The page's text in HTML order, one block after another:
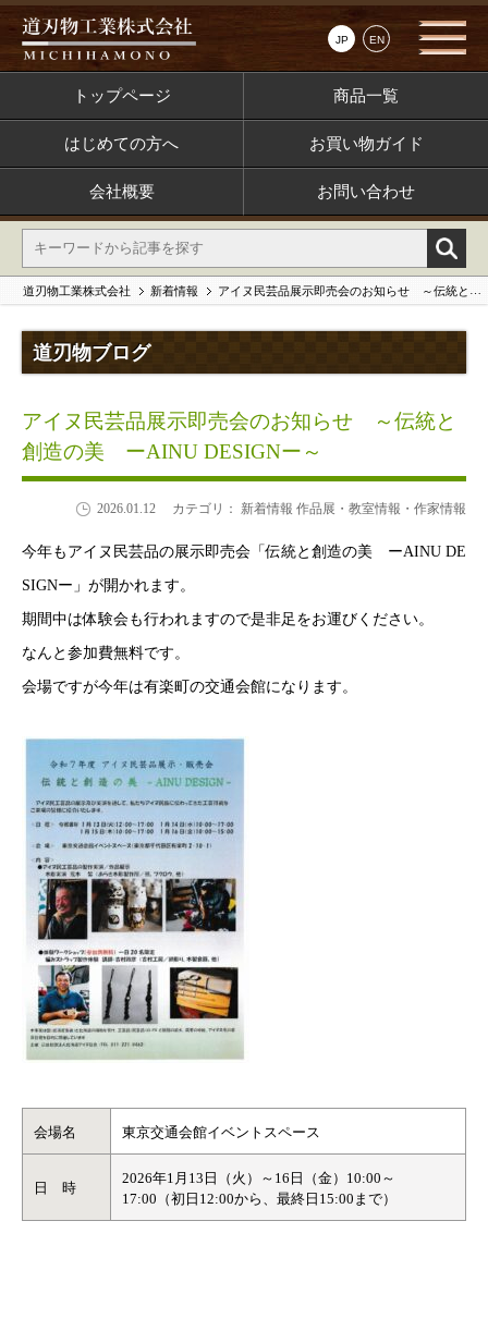
JP EN
トップページ 商品一覧
はじめての方へ お買い物ガイド
会社概要 お問い合わせ
道刃物工業株式会社 新着情報 アイヌ民芸品展示即売会のお知らせ ～伝統と創造の美 ーAINU DESIGNー～
道刃物ブログ
アイヌ民芸品展示即売会のお知らせ ～伝統と
創造の美 ーAINU DESIGNー～
2026.01.12 カテゴリ： 新着情報 作品展・教室情報・作家情報
今年もアイヌ民芸品の展示即売会「伝統と創造の美 ーAINU DE
SIGNー」が開かれます。
期間中は体験会も行われますので是非足をお運びください。
なんと参加費無料です。
会場ですが今年は有楽町の交通会館になります。
会場名 東京交通会館イベントスペース
日 時
2026年1月13日（火）～16日（金）10:00～
17:00（初日12:00から、最終日15:00まで）